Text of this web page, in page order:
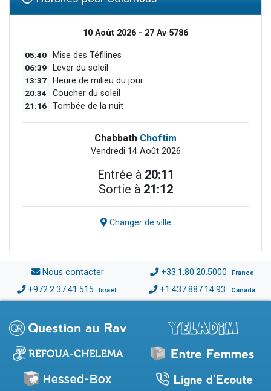
10 Août 2026 - 27 Av 5786
05:40 Mise des Téfilines
06:39 Lever du soleil
13:37 Heure de milieu du jour
20:34 Coucher du soleil
21:16 Tombée de la nuit
Chabbath Choftim
Vendredi 14 Août 2026
Entrée à 20:11
Sortie à 21:12
Changer de ville
Nous contacter +33.1.80.20.5000 France
+972.2.37.41.515 Israël +1.437.887.14.93 Canada